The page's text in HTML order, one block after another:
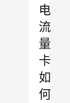
电
流
量
卡
如
何